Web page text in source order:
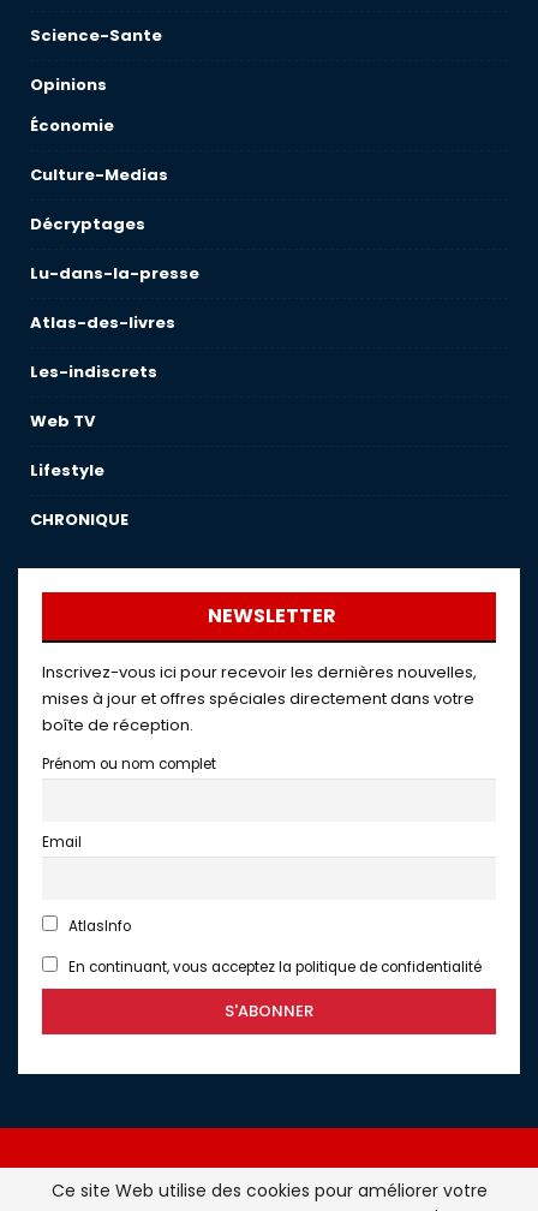
Science-Sante
Opinions
Économie
Culture-Medias
Décryptages
Lu-dans-la-presse
Atlas-des-livres
Les-indiscrets
Web TV
Lifestyle
CHRONIQUE
NEWSLETTER
Inscrivez-vous ici pour recevoir les dernières nouvelles,
mises à jour et offres spéciales directement dans votre
boîte de réception.
Prénom ou nom complet
Email
AtlasInfo
En continuant, vous acceptez la politique de confidentialité
Ce site Web utilise des cookies pour améliorer votre